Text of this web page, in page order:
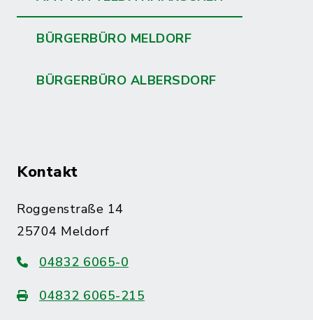
BÜRGERBÜRO MELDORF
BÜRGERBÜRO ALBERSDORF
Kontakt
Roggenstraße 14
25704 Meldorf
04832 6065-0
04832 6065-215